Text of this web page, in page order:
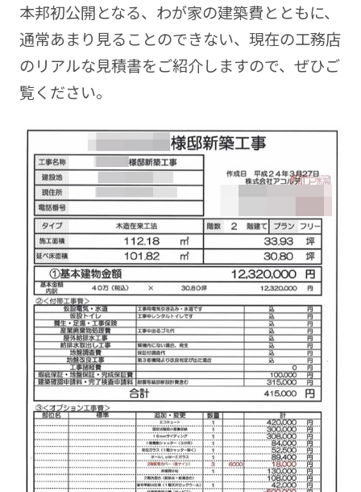
本邦初公開となる、わが家の建築費とともに、
通常あまり見ることのできない、現在の工務店
のリアルな見積書をご紹介しますので、ぜひご
覧ください。